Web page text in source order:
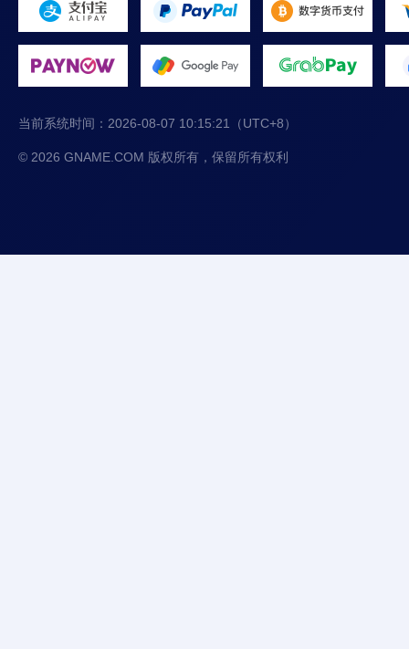
当前系统时间： 2026-08-07 10:15:21 （UTC+8）
© 2026 GNAME.COM 版权所有，保留所有权利